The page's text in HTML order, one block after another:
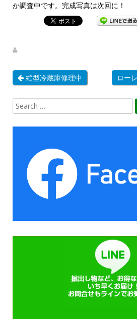
か調査中です。完成写真は次回に！
縦型冷蔵庫修理中 ロー